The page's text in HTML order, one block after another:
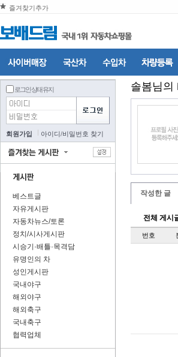
즐겨찾기추가
로그인 상태 유지
회원가입 아이디/비밀번호 찾기
베스트글
자유게시판
자동차뉴스/토론
정치/시사게시판
시승기·배틀·목격담
유명인의 차
성인게시판
국내야구
해외야구
해외축구
국내축구
협력업체
솔봄님의
작성한 글
전체 게시
번호